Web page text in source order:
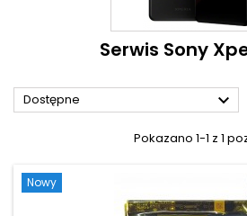
Serwis Sony
Dostępne 
Pokazano 1-1 z 1
Nowy